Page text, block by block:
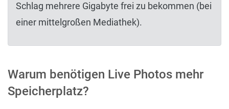
Schlag mehrere Gigabyte frei zu bekommen (bei
einer mittelgroßen Mediathek).
Warum benötigen Live Photos mehr
Speicherplatz?